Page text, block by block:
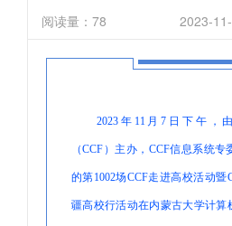
阅读量： 78 2023-
2023年11月7日下午，
（CCF）主办，CCF信息系统
的第1002场CCF走进高校活动暨
疆高校行活动在内蒙古大学计算